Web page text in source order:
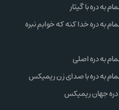
دره با گیتار
به دره خدا کنه که خوابم نبره
به دره اصلی
به دره با صدای زن ریمیکس
جهان ریمیکس